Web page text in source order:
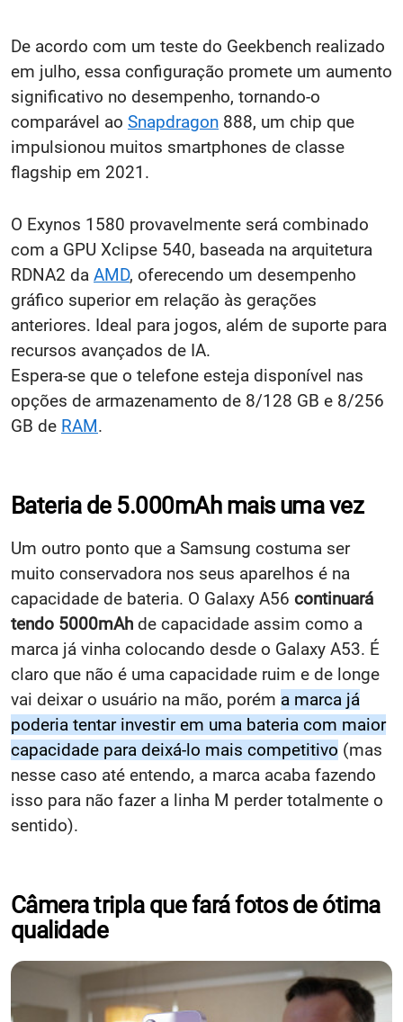
De acordo com um teste do Geekbench realizado
em julho, essa configuração promete um aumento
significativo no desempenho, tornando-o
comparável ao Snapdragon 888, um chip que
impulsionou muitos smartphones de classe
flagship em 2021.
O Exynos 1580 provavelmente será combinado
com a GPU Xclipse 540, baseada na arquitetura
RDNA2 da AMD, oferecendo um desempenho
gráfico superior em relação às gerações
anteriores. Ideal para jogos, além de suporte para
recursos avançados de IA.
Espera-se que o telefone esteja disponível nas
opções de armazenamento de 8/128 GB e 8/256
GB de RAM.
Bateria de 5.000mAh mais uma vez
Um outro ponto que a Samsung costuma ser
muito conservadora nos seus aparelhos é na
capacidade de bateria. O Galaxy A56 continuará
tendo 5000mAh de capacidade assim como a
marca já vinha colocando desde o Galaxy A53. É
claro que não é uma capacidade ruim e de longe
vai deixar o usuário na mão, porém a marca já
poderia tentar investir em uma bateria com maior
capacidade para deixá-lo mais competitivo (mas
nesse caso até entendo, a marca acaba fazendo
isso para não fazer a linha M perder totalmente o
sentido).
Câmera tripla que fará fotos de ótima
qualidade